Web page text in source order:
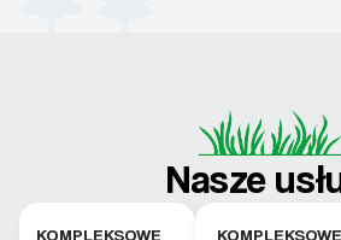
Nasze
KOMPLEKSOWE
KOMPLEKSOWE